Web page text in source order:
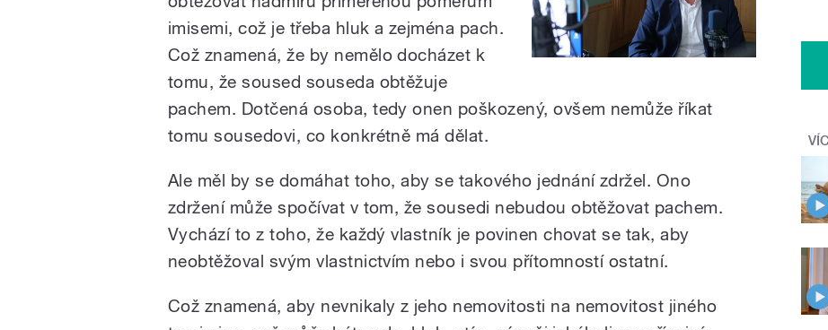
imisemi, což je třeba hluk a zejména pach.
Což znamená, že by nemělo docházet k
tomu, že soused souseda obtěžuje
pachem. Dotčená osoba, tedy onen poškozený, ovšem nemůže říkat
tomu sousedovi, co konkrétně má dělat.
Ale měl by se domáhat toho, aby se takového jednání zdržel. Ono
zdržení může spočívat v tom, že sousedi nebudou obtěžovat pachem.
Vychází to z toho, že každý vlastník je povinen chovat se tak, aby
neobtěžoval svým vlastnictvím nebo i svou přítomností ostatní.
Což znamená, aby nevnikaly z jeho nemovitosti na nemovitost jiného